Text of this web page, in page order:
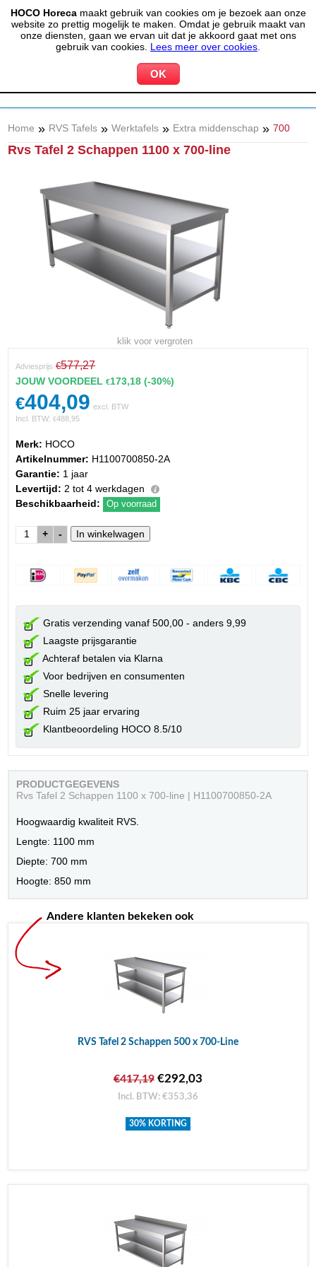
HOCO Horecamaakt gebruik van cookies om je bezoek aan onze
website zo prettig mogelijk te maken. Omdat je gebruik maakt van
onze diensten, gaan we ervan uit dat je akkoord gaat met ons
gebruik van cookies. Lees meer over cookies
(020) 497 6325 info@hocohoreca.nl
MIJN ACCOUNT 0 WINKELWAGEN
Home » RVS Tafels » Werktafels » Extra middenschap » 700
Rvs Tafel 2 Schappen 1100 x 700-line
klik voor vergroten
Adviesprijs €577,27
JOUW VOORDEEL€173,18 (-30%)
€404,09 excl. BTW
Incl. BTW:€488,95
Merk: HOCO
Artikelnummer: H1100700850-2A
Garantie: 1 jaar
Levertijd: 2 tot 4 werkdagen
Beschikbaarheid:
Op voorraad
+ -
Gratis verzending vanaf 500,00 - anders 9,99
Laagste prijsgarantie
Achteraf betalen via Klarna
Voor bedrijven en consumenten
Snelle levering
Ruim 25 jaar ervaring
Klantbeoordeling HOCO 8.5/10
PRODUCTGEGEVENS
Rvs Tafel 2 Schappen 1100 x 700-line | H1100700850-2A
Hoogwaardig kwaliteit RVS.
Lengte: 1100 mm
Diepte: 700 mm
Hoogte: 850 mm
Andere klanten bekeken ook
RVS Tafel 2 Schappen 500 x 700-Line
€417,19 €292,03
Incl. BTW: €353,36
30% KORTING